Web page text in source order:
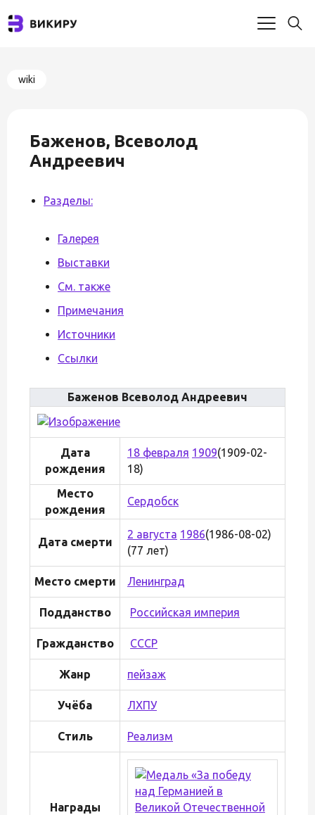
wiki
Баженов, Всеволод
Андреевич
Разделы:
Галерея
Выставки
См. также
Примечания
Источники
Ссылки
Баженов Всеволод Андреевич
Дата
рождения
18 февраля 1909(1909-02-
18)
Место
рождения
Сердобск
Дата смерти
2 августа 1986(1986-08-02)
(77 лет)
Место смерти Ленинград
Подданство Российская империя
Гражданство СССР
Жанр пейзаж
Учёба ЛХПУ
Стиль Реализм
Награды